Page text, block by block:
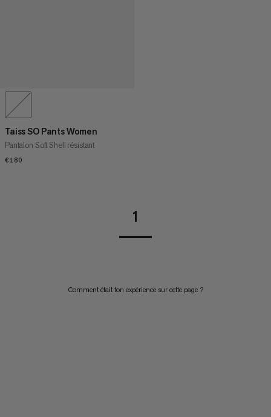
Taiss SO Pants Women
Pantalon Soft Shell résistant
€180
1
Comment était ton expérience sur cette page ?